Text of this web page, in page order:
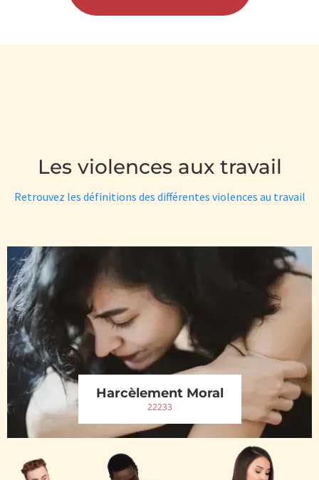
Les violences aux travail
Retrouvez les définitions des différentes violences au travail
Harcèlement Moral
22233